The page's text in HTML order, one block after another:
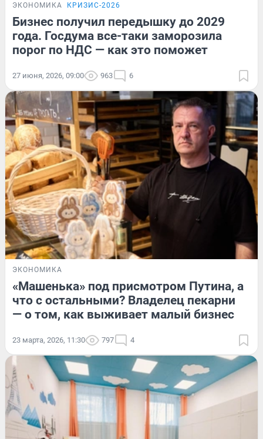
ЭКОНОМИКА КРИЗИС-2026
Бизнес получил передышку до 2029
года. Госдума все-таки заморозила
порог по НДС — как это поможет
27 июня, 2026, 09:00 963 6
ЭКОНОМИКА
«Машенька» под присмотром Путина, а
что с остальными? Владелец пекарни
— о том, как выживает малый бизнес
23 марта, 2026, 11:30 797 4